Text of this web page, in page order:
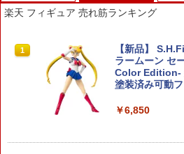
1
【中古】1/144
C MS-06FS ザ
´】 未組立、箱
楽天 フィギュア 売れ筋ランキング
1
【新品】
ラームーン セ
Color Edition-
塗装済み可動
￥6,850